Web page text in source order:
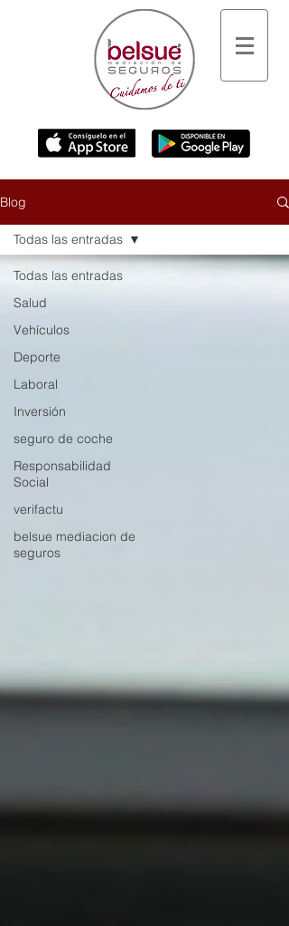
Blog
Todas las entradas
Salud
Vehículos
Deporte
Laboral
Inversión
seguro de coche
Responsabilidad
Social
verifactu
belsue mediacion de
seguros
Todas las entradas